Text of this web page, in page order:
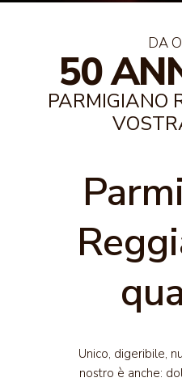
DA
50
PARMIGIANO
Unico, digeribile,
nostro è anche: